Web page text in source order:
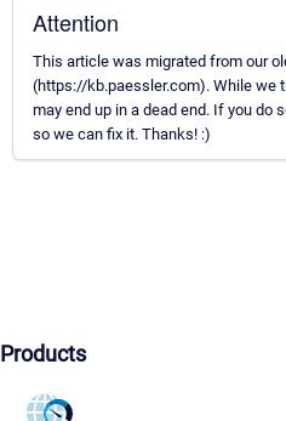
Attention
This article was migrated from our
(https://kb.paessler.com). While we
may end up in a dead end. If you do
so we can fix it. Thanks! :)
Products